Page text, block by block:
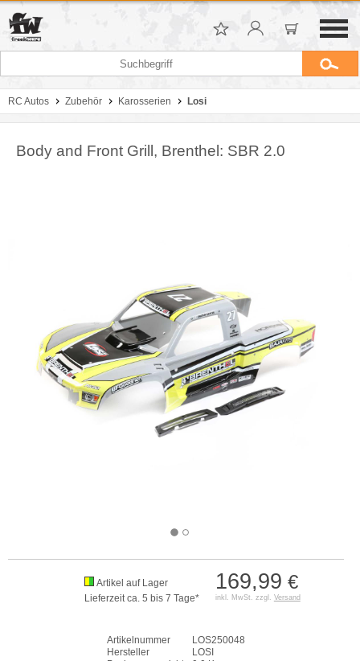
RC Autos Zubehör Karosserien Losi
Body and Front Grill, Brenthel: SBR 2.0
169,99 €
inkl. MwSt. zzgl. Versand
Artikel auf Lager
Lieferzeit ca. 5 bis 7 Tage*
Artikelnummer
LOS250048
Hersteller
LOSI